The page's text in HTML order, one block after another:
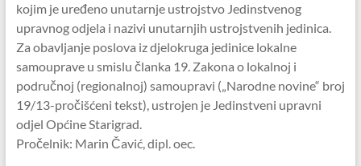
kojim je uređeno unutarnje ustrojstvo Jedinstvenog
upravnog odjela i nazivi unutarnjih ustrojstvenih jedinica.
Za obavljanje poslova iz djelokruga jedinice lokalne
samouprave u smislu članka 19. Zakona o lokalnoj i
područnoj (regionalnoj) samoupravi („Narodne novine“ broj
19/13-pročišćeni tekst), ustrojen je Jedinstveni upravni
odjel Općine Starigrad.
Pročelnik: Marin Čavić, dipl. oec.